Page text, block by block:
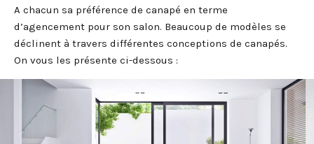
A chacun sa préférence de canapé en terme
d’agencement pour son salon. Beaucoup de modèles se
déclinent à travers différentes conceptions de canapés.
On vous les présente ci-dessous :